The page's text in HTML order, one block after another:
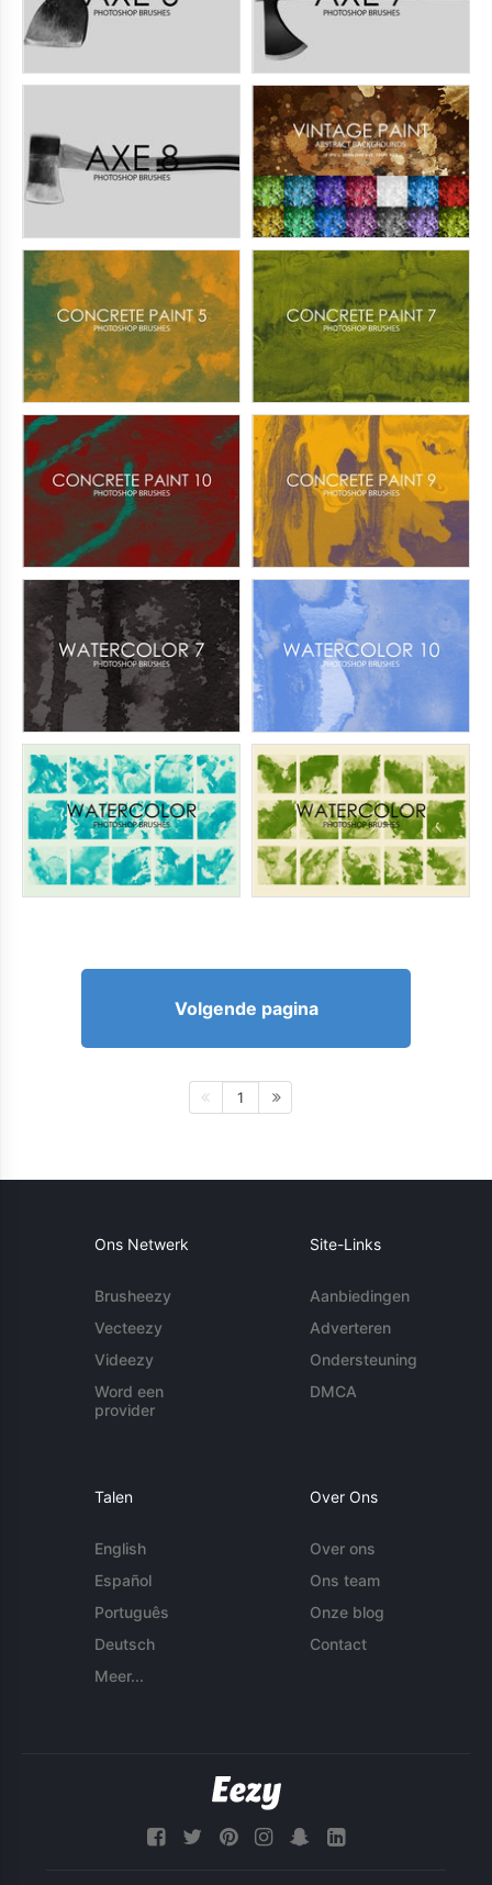
Volgende pagina
1
Ons Netwerk
Brusheezy
Vecteezy
Videezy
Word een
provider
Site-Links
Aanbiedingen
Adverteren
Ondersteuning
DMCA
Talen
English
Español
Português
Deutsch
Meer...
Over Ons
Over ons
Ons team
Onze blog
Contact